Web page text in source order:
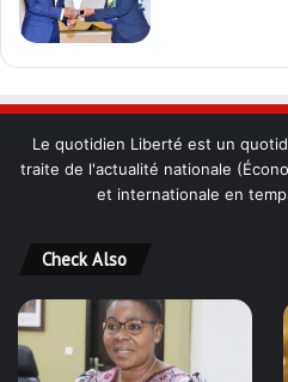
Le quotidien Liberté est un
traite de l'actualité nationale
et internationale en
Check Also